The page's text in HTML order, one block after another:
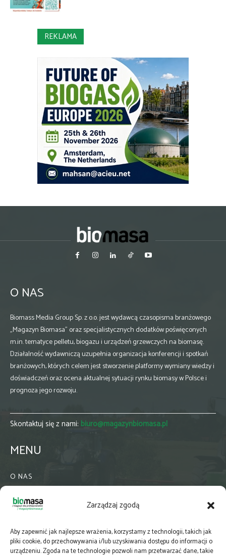
Zarządzaj zgodą
Aby zapewnić jak najlepsze wrażenia, korzystamy z technologii, takich jak
pliki cookie, do przechowywania i/lub uzyskiwania dostępu do informacji o
urządzeniu. Zgoda na te technologie pozwoli nam przetwarzać dane, takie
REKLAMA
O NAS
Biomass Media Group Sp. z o.o. jest wydawcą czasopisma branżowego
„Magazyn Biomasa” oraz specjalistycznych dodatków poświęconych
m.in. tematyce pelletu, biogazu i urządzeń grzewczych na biomasę.
Działalność wydawniczą uzupełnia organizacja konferencji i spotkań
branżowych, których celem jest stworzenie platformy wymiany wiedzy i
doświadczeń oraz ocena aktualnej sytuacji rynku biomasy w Polsce i
prognoza jego rozwoju.
Skontaktuj się z nami: biuro@magazynbiomasa.pl
MENU
O NAS
WSPÓŁPRACA
PRENUMERATA